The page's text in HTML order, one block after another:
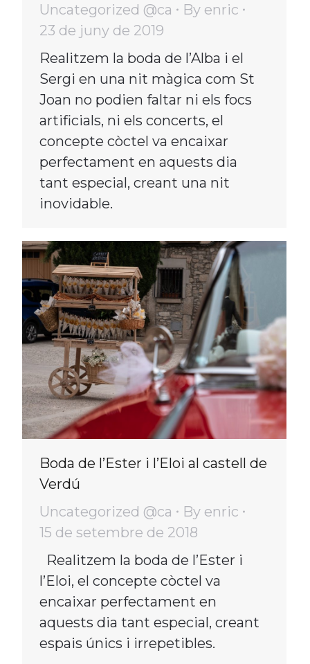
Uncategorized @ca
By enric
23 de juny de 2019
Realitzem la boda de l’Alba i el
Sergi en una nit màgica com St
Joan no podien faltar ni els focs
artificials, ni els concerts, el
concepte còctel va encaixar
perfectament en aquests dia
tant especial, creant una nit
inovidable.
Boda de l’Ester i l’Eloi al castell de
Verdú
Uncategorized @ca
By enric
15 de setembre de 2018
Realitzem la boda de l’Ester i
l’Eloi, el concepte còctel va
encaixar perfectament en
aquests dia tant especial, creant
espais únics i irrepetibles.